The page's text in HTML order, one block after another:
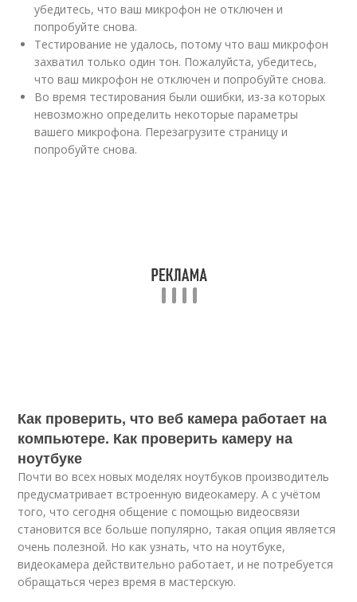
убедитесь, что ваш микрофон не отключен и
попробуйте снова.
Тестирование не удалось, потому что ваш микрофон
захватил только один тон. Пожалуйста, убедитесь,
что ваш микрофон не отключен и попробуйте снова.
Во время тестирования были ошибки, из-за которых
невозможно определить некоторые параметры
вашего микрофона. Перезагрузите страницу и
попробуйте снова.
Как проверить, что веб камера работает на
компьютере. Как проверить камеру на
ноутбуке
Почти во всех новых моделях ноутбуков производитель
предусматривает встроеннуювидеокамеру. А с учётом
того, что сегодня общение с помощью видеосвязи
становится все больше популярно, такая опция является
очень полезной. Но как узнать, что на ноутбуке,
видеокамера действительно работает, и не потребуется
обращаться через время в мастерскую.